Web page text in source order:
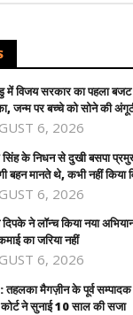
में विजय सरकार का पहला
जन्म पर बच्चे को सोने की
6, 2026
के निधन से दुखी बसपा प्रमुख
बहन मानते थे, कभी नहीं किया
6, 2026
ने लॉन्च किया नया
का जरिया नहीं
6, 2026
तहलका मैगज़ीन के पूर्व
कोर्ट ने सुनाई 10 साल की सजा